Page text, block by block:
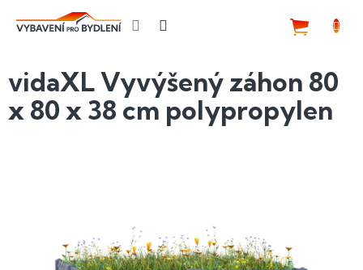
vidaXL Vyvýšený záhon 80
x 80 x 38 cm polypropylen